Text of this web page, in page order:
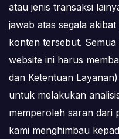
atau jenis transaksi
jawab atas segala
konten tersebut.
website ini harus
dan Ketentuan
untuk melakukan
memperoleh saran dari
kami menghimbau